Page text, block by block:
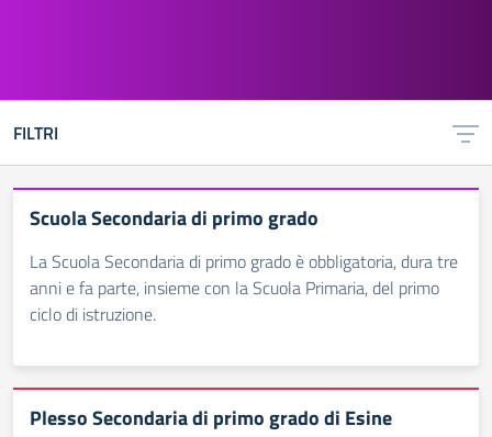
FILTRI
Scuola Secondaria di primo grado
La Scuola Secondaria di primo grado è obbligatoria, dura tre
anni e fa parte, insieme con la Scuola Primaria, del primo
ciclo di istruzione.
Plesso Secondaria di primo grado di Esine